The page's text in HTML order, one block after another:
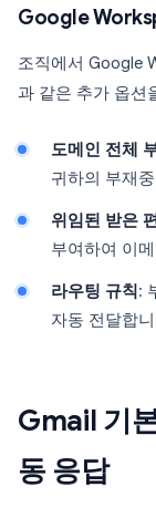
Google
조직에서 Google
과 같은 추가 옵션
도메인 전체
귀하의 부재
위임된 받은
부여하여 이
라우팅 규칙 :
자동 전달합
Gmail 기
동 응답